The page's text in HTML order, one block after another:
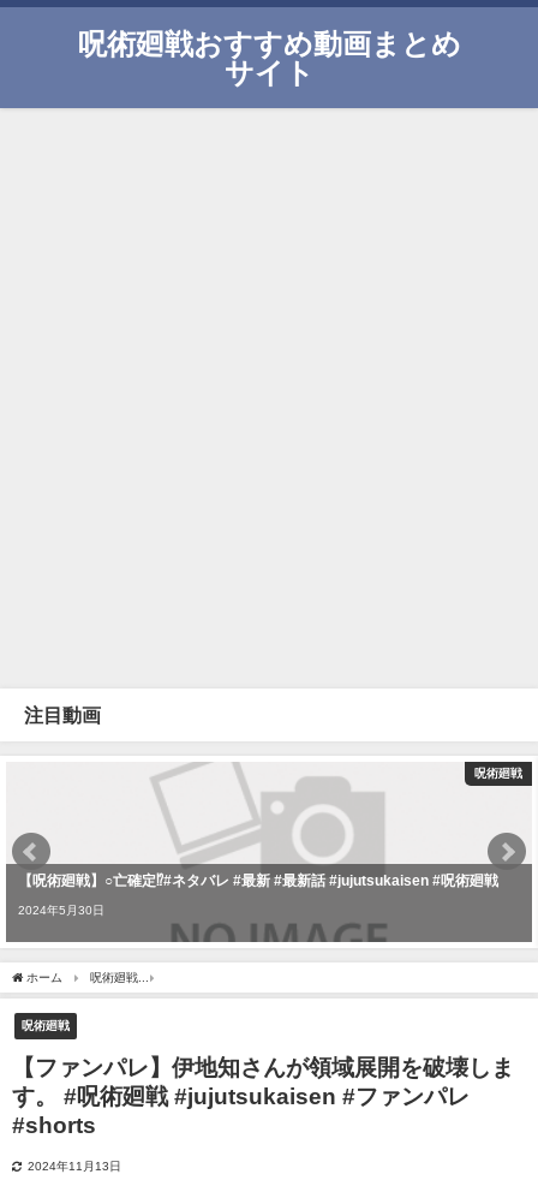
呪術廻戦おすすめ動画まとめ
サイト
注目動画
呪術廻戦
【呪術廻戦】○亡確定⁉︎#ネタバレ #最新 #最新話 #jujutsukaisen #呪術廻戦
2024年5月30日
ホーム 呪術廻戦
呪術廻戦
【ファンパレ】伊地知さんが領域展開を破壊しま
す。 #呪術廻戦 #jujutsukaisen #ファンパレ
#shorts
2024年11月13日